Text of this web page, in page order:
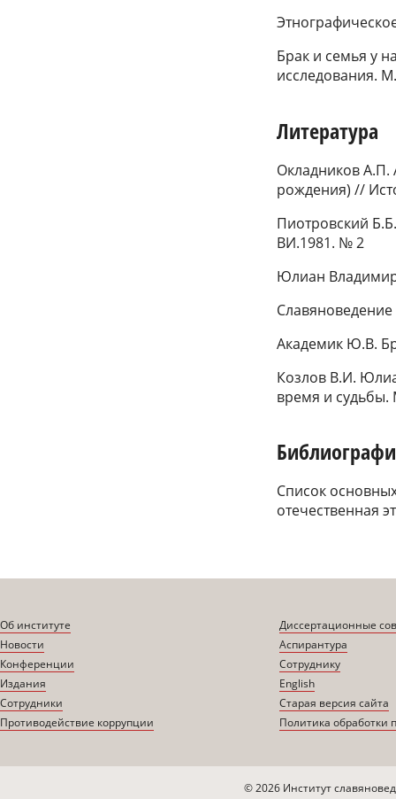
Брак и семья у
исследования.
Литература
Окладников
рождения) //
Пиотровский
ВИ.1981. № 2
Юлиан
Академик Ю.В.
Козлов В.И.
время и судьбы.
Список
отечественная
Об институте
Новости
Конференции
Издания
Сотрудники
Противодействие коррупции
Диссертационные
Аспирантура
Сотруднику
English
Старая версия сайта
Политика обработки
© 2026 Институт